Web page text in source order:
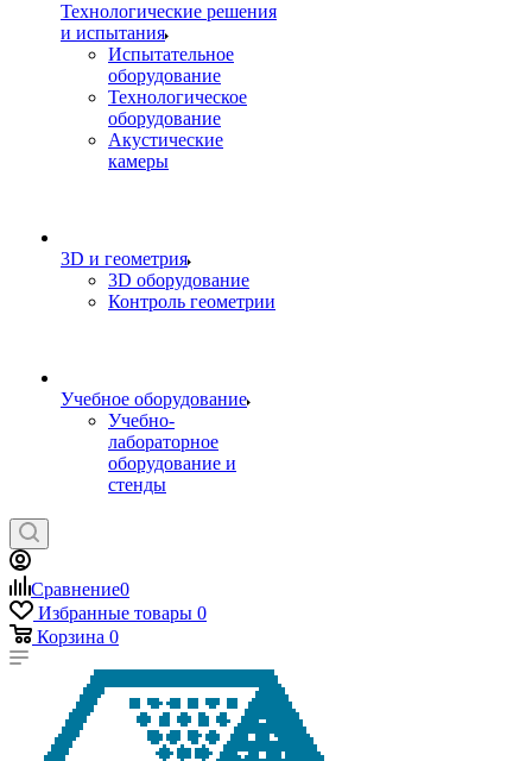
Технологические решения
и испытания
Испытательное
оборудование
Технологическое
оборудование
Акустические
камеры
3D и геометрия
3D оборудование
Контроль геометрии
Учебное оборудование
Учебно-
лабораторное
оборудование и
стенды
Сравнение0
Избранные товары 0
Корзина 0